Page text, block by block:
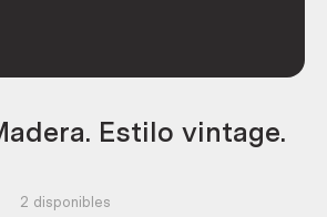
Estilo vintage.
2 disponibles